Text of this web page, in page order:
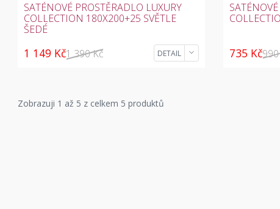
SATÉNOVÉ PROSTĚRADLO LUXURY
COLLECTION 180X200+25 SVĚTLE
ŠEDÉ
1 149 Kč1 390 Kč DETAIL 735 Kč
Zobrazuji 1 až 5 z celkem 5 produktů